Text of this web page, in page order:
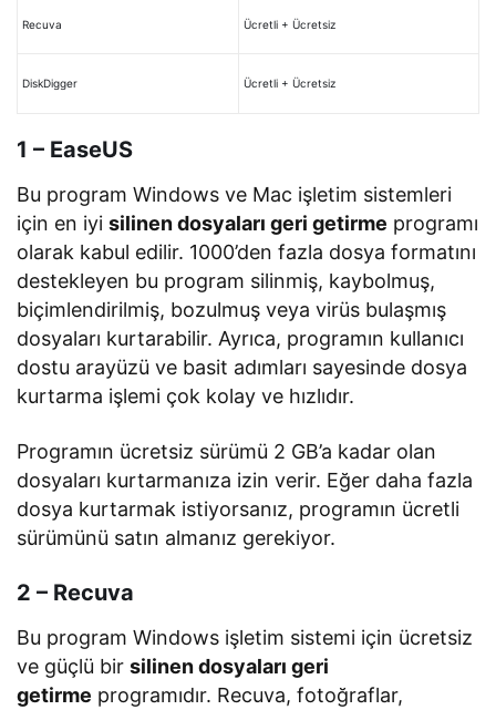
Recuva Ücretli + Ücretsiz
DiskDigger Ücretli + Ücretsiz
1 – EaseUS
Bu program Windows ve Mac işletim sistemleri
için en iyisilinen dosyaları geri getirme programı
olarak kabul edilir. 1000’den fazla dosya formatını
destekleyen bu program silinmiş, kaybolmuş,
biçimlendirilmiş, bozulmuş veya virüs bulaşmış
dosyaları kurtarabilir. Ayrıca, programın kullanıcı
dostu arayüzü ve basit adımları sayesinde dosya
kurtarma işlemi çok kolay ve hızlıdır.
Programın ücretsiz sürümü 2 GB’a kadar olan
dosyaları kurtarmanıza izin verir. Eğer daha fazla
dosya kurtarmak istiyorsanız, programın ücretli
sürümünü satın almanız gerekiyor.
2 – Recuva
Bu program Windows işletim sistemi için ücretsiz
ve güçlü birsilinen dosyaları geri
getirme programıdır. Recuva, fotoğraflar,